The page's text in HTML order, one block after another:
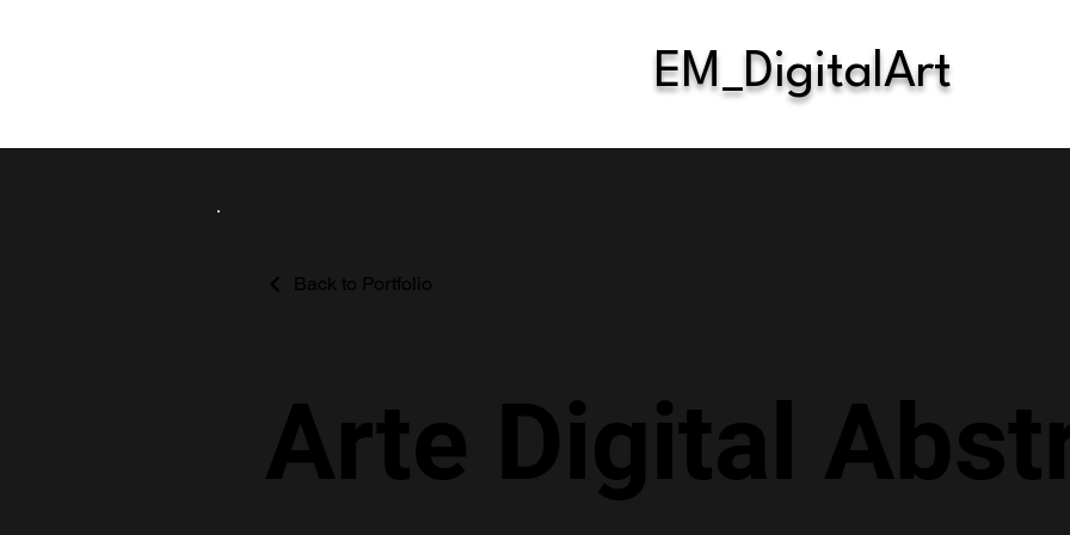
EM_DigitalArt
Back to Portfolio
Arte Digital